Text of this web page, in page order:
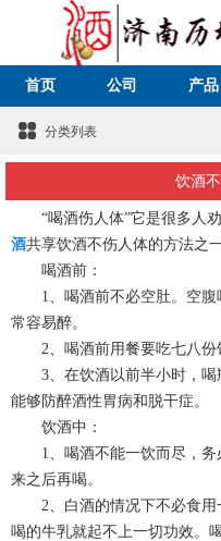
首页 公司 产品
分类列表
饮酒
“喝酒伤人体”它是很多人
酒共享饮酒不伤人体的方法之一
喝酒前：
1、喝酒前不必空肚。空
常容易醉。
2、喝酒前用餐要吃七八份
3、在饮酒以前半小时，
能够防醉酒性胃病和脱干症。
饮酒中：
1、喝酒不能一饮而尽，
来之后再喝。
2、白酒的情况下不必食
喝的牛乳就起不上一切功效。